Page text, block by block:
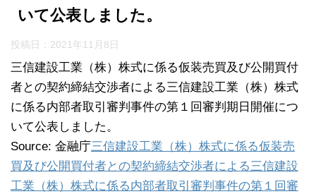
いて公表しました。
投稿日： 2021年11月8日
三信建設工業（株）株式に係る仮装売買及び公開買付
者との契約締結交渉者による三信建設工業（株）株式
に係る内部者取引審判事件の第１回審判期日開催につ
いて公表しました。
Source: 金融庁三信建設工業（株）株式に係る仮装売
買及び公開買付者との契約締結交渉者による三信建設
工業（株）株式に係る内部者取引審判事件の第１回審